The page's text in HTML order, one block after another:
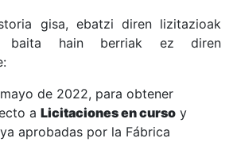
gisa, ebatzi diren lizitazioak
baita hain berriak ez diren
de 2022, para obtener
a Licitaciones en curso y
ya aprobadas por la Fábrica